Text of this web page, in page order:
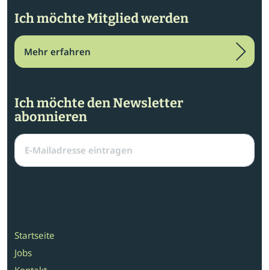
Ich möchte Mitglied werden
Mehr erfahren
Ich möchte den Newsletter
abonnieren
Startseite
Jobs